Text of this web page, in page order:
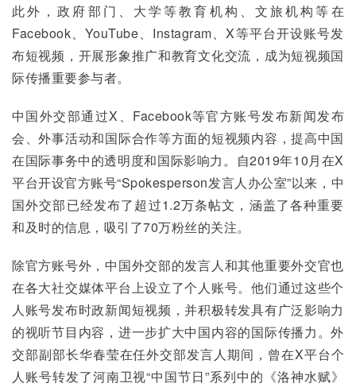
此外，政府部门、大学等教育机构、文旅机构等在
Facebook、YouTube、Instagram、X等平台开设账号发
布短视频，开展形象推广和教育文化交流，成为短视频国
际传播重要参与者。
中国外交部通过X、Facebook等官方账号发布新闻发布
会、外事活动和国际合作等方面的短视频内容，提高中国
在国际事务中的透明度和国际影响力。自2019年10月在X
平台开设官方账号“Spokesperson发言人办公室”以来，中
国外交部已经发布了超过1.2万条帖文，涵盖了各种重要
和及时的信息，吸引了70万粉丝的关注。
除官方账号外，中国外交部的发言人和其他重要外交官也
在各大社交媒体平台上设立了个人账号。他们通过这些个
人账号发布时政新闻短视频，并积极转发具有广泛影响力
的视听节目内容，进一步扩大中国内容的国际传播力。外
交部副部长华春莹在任外交部发言人期间，曾在X平台个
人账号转发了河南卫视“中国节日”系列中的《洛神水赋》